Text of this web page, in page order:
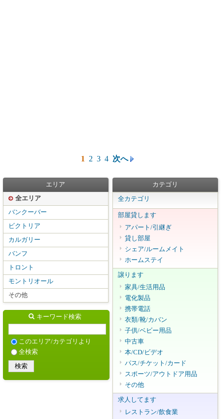
1 2 3 4 次へ
エリア
全エリア
バンクーバー
ビクトリア
カルガリー
バンフ
トロント
モントリオール
その他
カテゴリ
全カテゴリ
部屋貸します
アパート/引継ぎ
貸し部屋
シェア/ルームメイト
ホームステイ
譲ります
家具/生活用品
電化製品
携帯電話
衣類/靴/カバン
子供/ベビー用品
中古車
本/CD/ビデオ
パス/チケット/カード
スポーツ/アウトドア用品
その他
求人してます
レストラン/飲食業
キーワード検索
このエリア/カテゴリより
全検索